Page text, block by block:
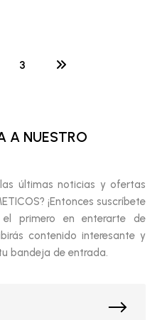
3
A NUESTRO
últimas noticias y ofertas
¡Entonces suscríbete
primero en enterarte de
contenido interesante y
bandeja de entrada.